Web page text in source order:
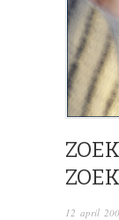
12 april